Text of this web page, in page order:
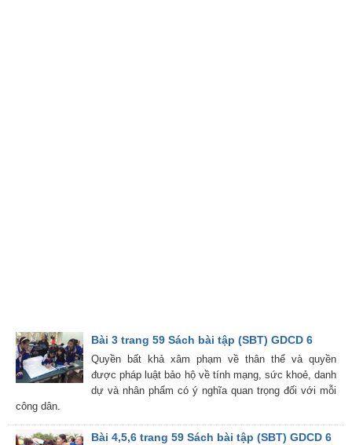
Bài 3 trang 59 Sách bài tập (SBT) GDCD 6
Quyền bất khả xâm phạm về thân thể và quyền
được pháp luật bảo hộ về tính mạng, sức khoẻ, danh
dự và nhân phẩm có ý nghĩa quan trọng đối với mỗi
công dân.
Bài 4,5,6 trang 59 Sách bài tập (SBT) GDCD 6